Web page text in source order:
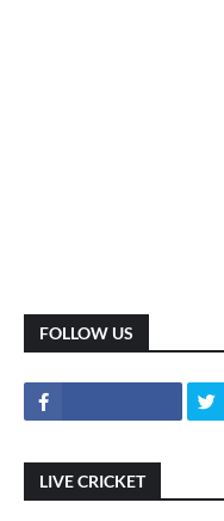
FOLLOW US
LIVE CRICKET